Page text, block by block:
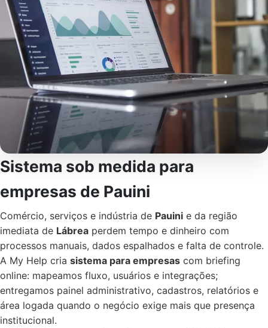
Sistema sob medida para
empresas de Pauini
Comércio, serviços e indústria de Pauini e da região
imediata de Lábrea perdem tempo e dinheiro com
processos manuais, dados espalhados e falta de controle.
A My Help cria sistema para empresas com briefing
online: mapeamos fluxo, usuários e integrações;
entregamos painel administrativo, cadastros, relatórios e
área logada quando o negócio exige mais que presença
institucional.